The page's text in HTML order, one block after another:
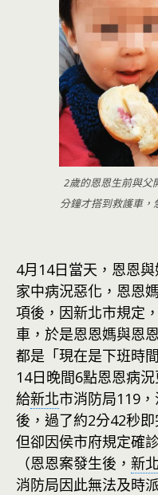
2歲的恩恩生前與父
分鐘才搭到救護車
4月14日當天，恩恩
家中病況惡化，恩恩
項後，因新北市規定
車，於是恩恩媽與恩
都是「現在是下班時
14日晚間6點恩恩病
給新北市消防局119
後，過了約2分42秒
但卻因侯市府規定確
（恩恩案發生後， 新北
消防局因此無法及時